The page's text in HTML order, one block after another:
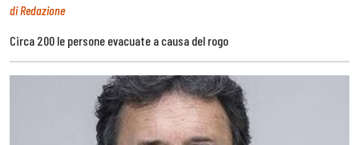
di Redazione
Circa 200 le persone evacuate a causa del rogo